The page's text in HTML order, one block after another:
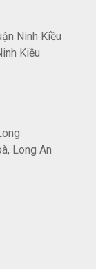
Ninh Kiều
Kiều
Long An